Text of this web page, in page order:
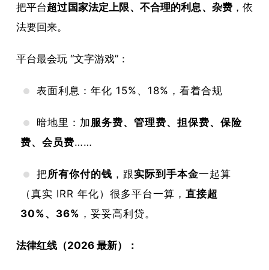
退息
羊
坑的
把平台超过国家法定上限、不合理的利息、杂费，依
法要回来。
平台最会玩 “文字游戏”：
表面利息：年化 15%、18%，看着合规
暗地里：加 服务费、管理费、担保费、保险
费、会员费……
把所有你付的钱 ，跟实际到手本金一起算
（真实 IRR 年化）很多平台一算， 直接超
30%、36% ，妥妥高利贷。
法律红线（2026 最新）：